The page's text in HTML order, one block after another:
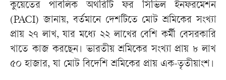
কুয়েতের পাবলিক অথরিটি ফর সিভিল ইনফরমেশন
(PACI) জানায়, বর্তমানে দেশটিতে মোট শ্রমিকের সংখ্যা
প্রায় ২৭ লাখ, যার মধ্যে ২২ লাখের বেশি কর্মী বেসরকারি
খাতে কাজ করছেন। ভারতীয় শ্রমিকের সংখ্যা প্রায় ৮ লাখ
৫০ হাজার, যা মোট বিদেশি শ্রমিকের প্রায় এক-তৃতীয়াংশ।